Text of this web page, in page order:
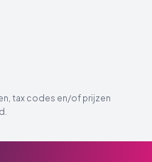
tax codes en/of prijzen